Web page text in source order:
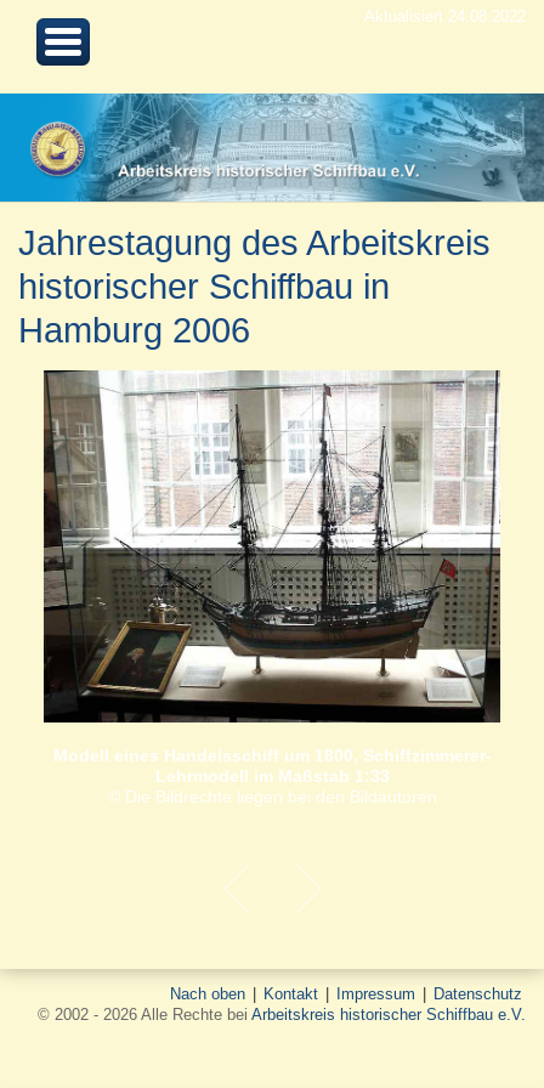
Aktualisiert 24.08.2022
Jahrestagung des Arbeitskreis
historischer Schiffbau in
Hamburg 2006
Modell eines Handelsschiff um 1800, Schiffzimmerer-
Lehrmodell im Maßstab 1:33
© Die Bildrechte liegen bei den Bildautoren
Nach oben | Kontakt | Impressum | Datenschutz
© 2002 - 2026 Alle Rechte bei Arbeitskreis historischer Schiffbau e.V.